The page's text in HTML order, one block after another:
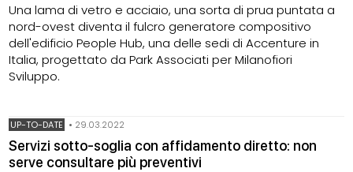
Una lama di vetro e acciaio, una sorta di prua puntata a
nord-ovest diventa il fulcro generatore compositivo
dell'edificio People Hub, una delle sedi di Accenture in
Italia, progettato da Park Associati per Milanofiori
Sviluppo.
UP-TO-DATE • 29.03.2022
Servizi sotto-soglia con affidamento diretto: non
serve consultare più preventivi